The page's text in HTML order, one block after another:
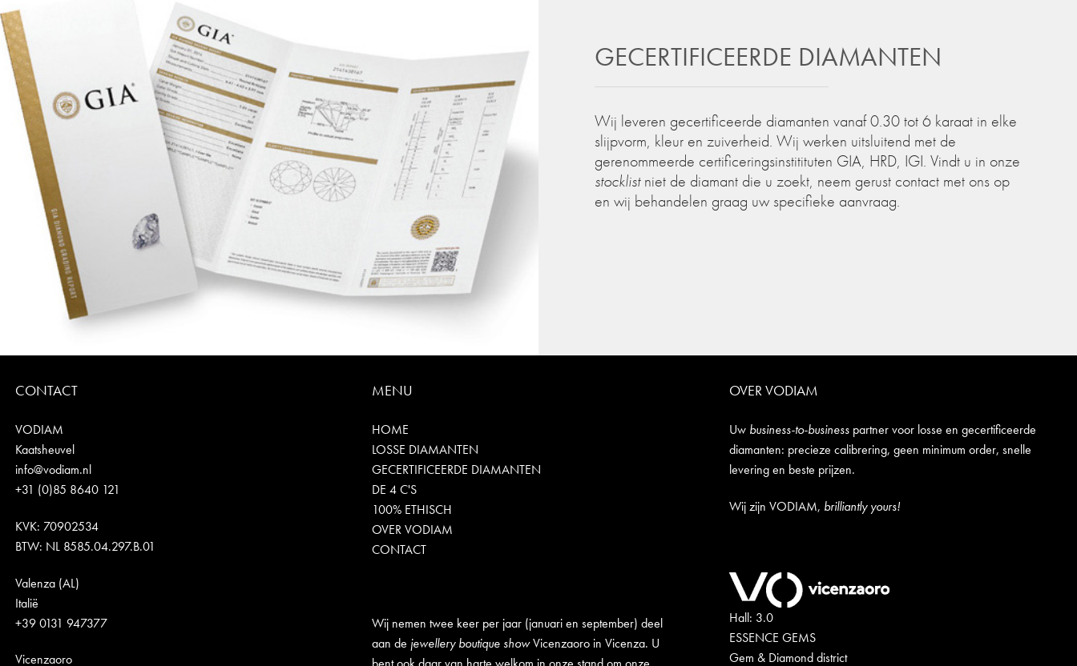
GECERTIFICEERDE DIAMANTEN
Wij leveren gecertificeerde diamanten vanaf 0.30 tot 6 karaat in elke
slijpvorm, kleur en zuiverheid. Wij werken uitsluitend met de
gerenommeerde certificeringsinstitituten GIA, HRD, IGI. Vindt u in onze
stocklistniet de diamant die u zoekt, neem gerust contact met ons op
en wij behandelen graag uw specifieke aanvraag.
CONTACT
VODIAM
Kaatsheuvel
info@vodiam.nl
+31 (0)85 8640 121
KVK: 70902534
BTW: NL 8585.04.297.B.01
Valenza (AL)
Italië
+39 0131 947377
Vicenzaoro
MENU
HOME
LOSSE DIAMANTEN
GECERTIFICEERDE DIAMANTEN
DE 4 C'S
100% ETHISCH
OVER VODIAM
CONTACT
Wij nemen twee keer per jaar (januari en september) deel
aan de jewellery boutique showVicenzaoro in Vicenza. U
OVER VODIAM
Uw business-to-businesspartner voor losse en gecertificeerde
diamanten: precieze calibrering, geen minimum order, snelle
levering en beste prijzen.
Wij zijn VODIAM, brilliantly yours!
Hall: 3.0
ESSENCE GEMS
Gem & Diamond district